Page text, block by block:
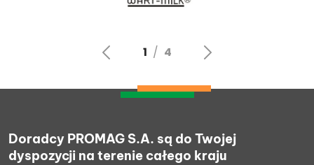
Doradcy PROMAG S.A. są do Twojej
dyspozycji na terenie całego kraju